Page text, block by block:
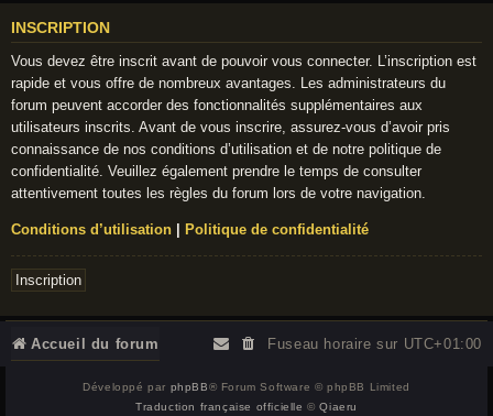
INSCRIPTION
Vous devez être inscrit avant de pouvoir vous connecter. L’inscription est
rapide et vous offre de nombreux avantages. Les administrateurs du
forum peuvent accorder des fonctionnalités supplémentaires aux
utilisateurs inscrits. Avant de vous inscrire, assurez-vous d’avoir pris
connaissance de nos conditions d’utilisation et de notre politique de
confidentialité. Veuillez également prendre le temps de consulter
attentivement toutes les règles du forum lors de votre navigation.
Conditions d’utilisation Politique de confidentialité
Inscription
Accueil du forum Fuseau horaire sur UTC+01:00
Développé par phpBB® Forum Software © phpBB Limited
Traduction française officielle ©Qiaeru